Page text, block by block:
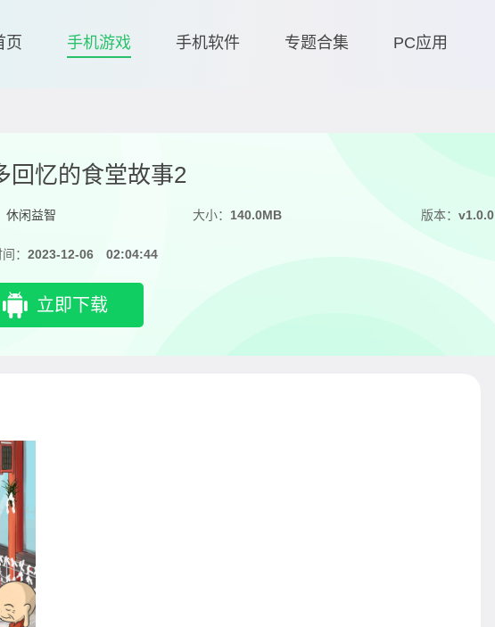
页 手机游戏 手机软件 专题合集 PC应用
回忆的食堂故事2
休闲益智 大小： 140.0MB 版本： v1.0.0
： 2023-12-06 02:04:44
立即下载